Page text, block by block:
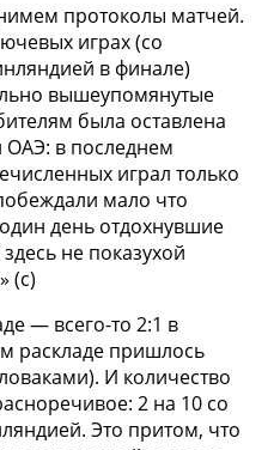
протоколы матчей.
играх (со
в финале)
вышеупомянутые
была оставлена
в последнем
играл только
мало что
день отдохнувшие
не показухой
(с)
— всего-то 2:1 в
раскладе пришлось
И количество
2 на 10 со
Это притом, что